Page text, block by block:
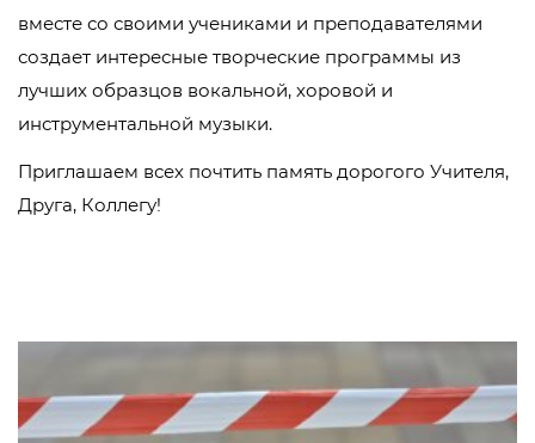
вместе со своими учениками и преподавателями
создает интересные творческие программы из
лучших образцов вокальной, хоровой и
инструментальной музыки.
Приглашаем всех почтить память дорогого Учителя,
Друга, Коллегу!